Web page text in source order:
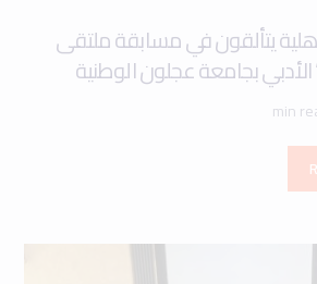
يتألقون في مسابقة ملتقى
بجامعة عجلون الوطنية